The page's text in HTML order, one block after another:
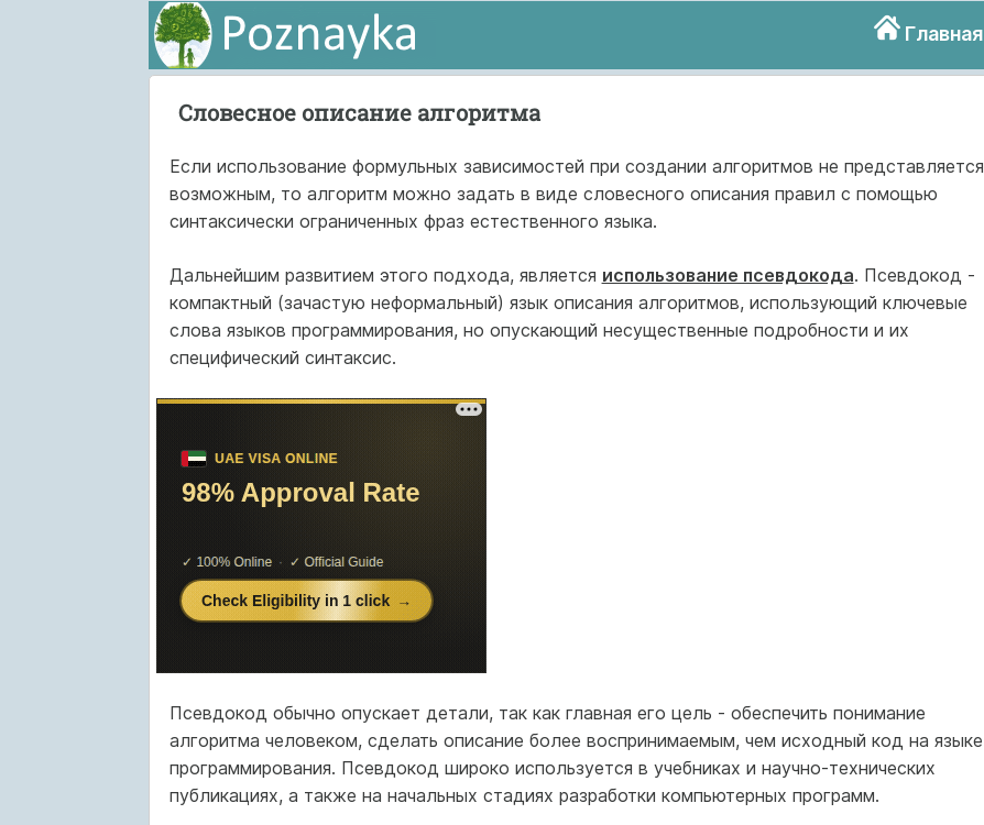
Главная
Словесное описание алгоритма
Если использование формульных зависимостей при создании алгоритмов не представляется
возможным, то алгоритм можно задать в виде словесного описания правил с помощью
синтаксически ограниченных фраз естественного языка.
Дальнейшим развитием этого подхода, является использование псевдокода. Псевдокод -
компактный (зачастую неформальный) язык описания алгоритмов, использующий ключевые
слова языков программирования, но опускающий несущественные подробности и их
специфический синтаксис.
Псевдокод обычно опускает детали, так как главная его цель - обеспечить понимание
алгоритма человеком, сделать описание более воспринимаемым, чем исходный код на языке
программирования. Псевдокод широко используется в учебниках и научно-технических
публикациях, а также на начальных стадиях разработки компьютерных программ.